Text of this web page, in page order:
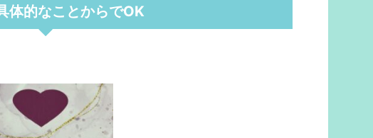
的なことからでOK